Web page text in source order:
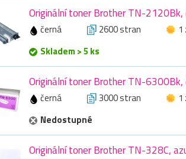
Originální toner Brother TN-
černá 2600 stran
Skladem > 5 ks
Originální toner Brother TN-
černá 3000 stran
Nedostupné
Originální toner Brother TN-328C,